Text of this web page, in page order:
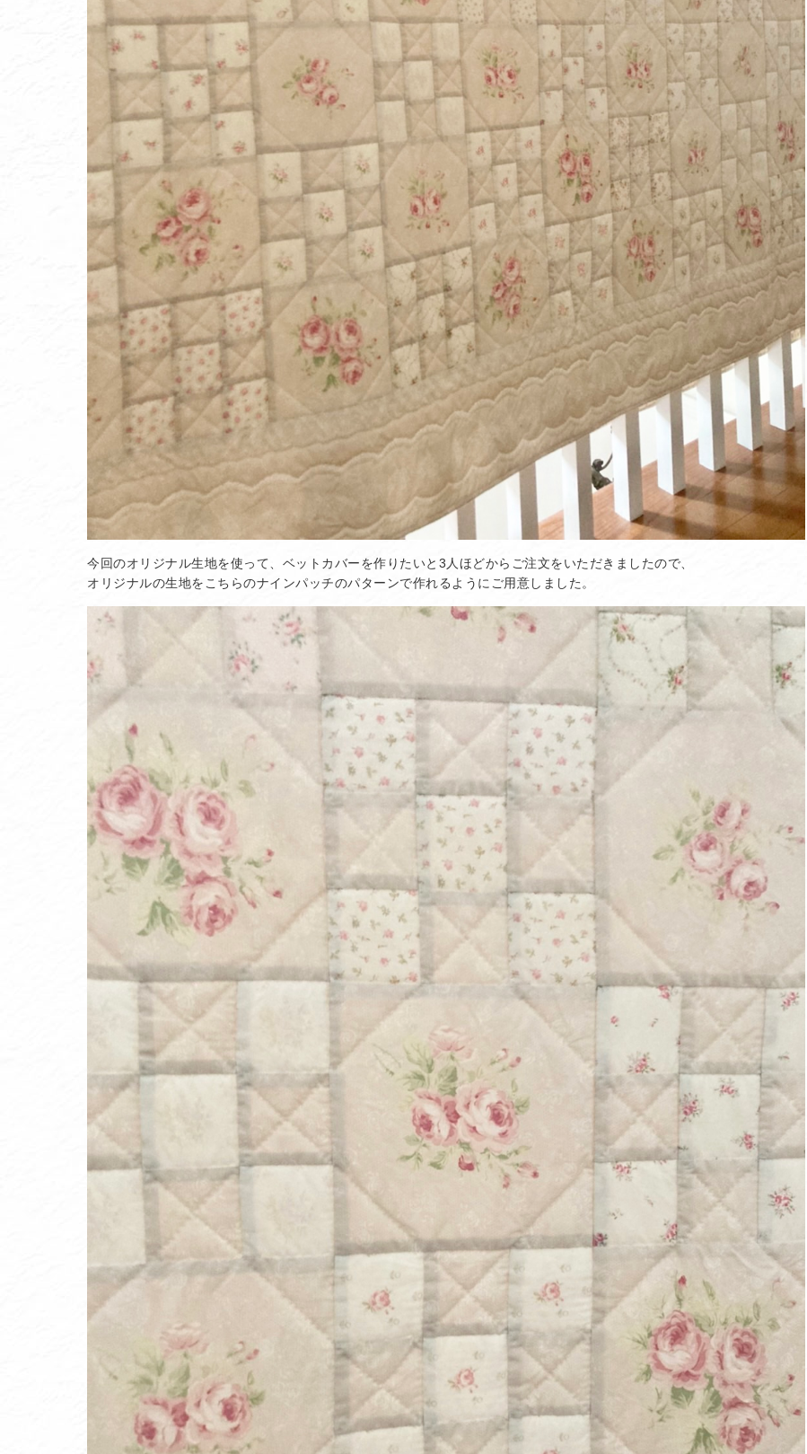
今回のオリジナル生地を使って、ベットカバーを作りたいと3人ほどからご注文をいただきましたので、
オリジナルの生地をこちらのナインパッチのパターンで作れるようにご用意しました。